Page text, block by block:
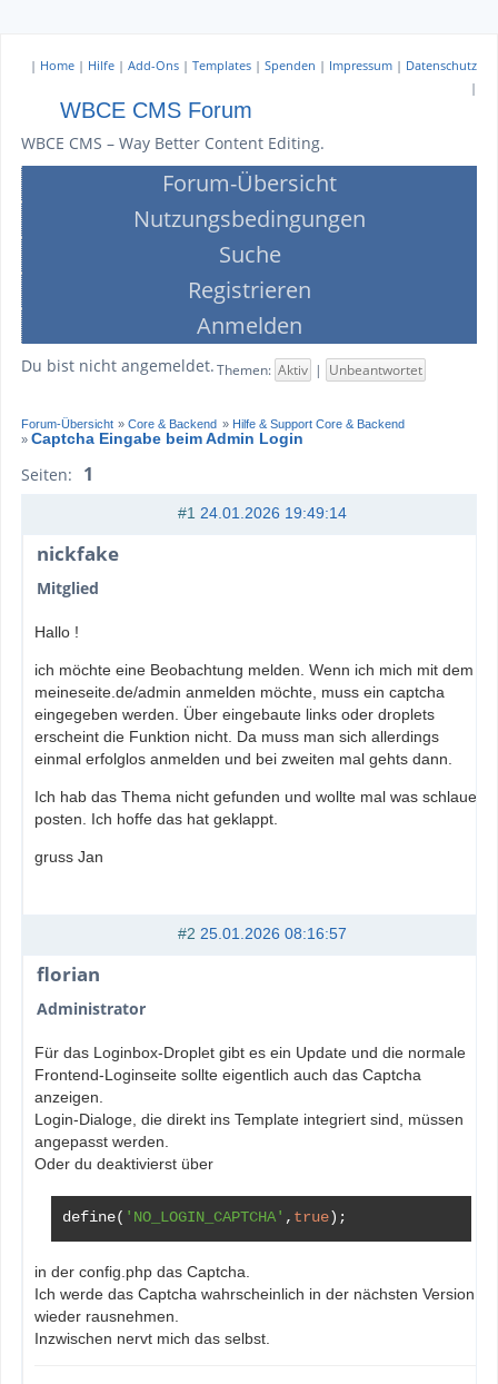
| Home | Hilfe | Add-Ons | Templates | Spenden | Impressum | Datenschutz
|
WBCE CMS Forum
WBCE CMS – Way Better Content Editing.
Forum-Übersicht
Nutzungsbedingungen
Suche
Registrieren
Anmelden
Du bist nicht angemeldet. Themen: Aktiv | Unbeantwortet
Forum-Übersicht »Core & Backend » Hilfe & Support Core & Backend
» Captcha Eingabe beim Admin Login
Seiten: 1
#1 24.01.2026 19:49:14
nickfake
Mitglied
Hallo !
ich möchte eine Beobachtung melden. Wenn ich mich mit dem
meineseite.de/admin anmelden möchte, muss ein captcha
eingegeben werden. Über eingebaute links oder droplets
erscheint die Funktion nicht. Da muss man sich allerdings
einmal erfolglos anmelden und bei zweiten mal gehts dann.
Ich hab das Thema nicht gefunden und wollte mal was schlaues
posten. Ich hoffe das hat geklappt.
gruss Jan
#2 25.01.2026 08:16:57
florian
Administrator
Für das Loginbox-Droplet gibt es ein Update und die normale
Frontend-Loginseite sollte eigentlich auch das Captcha
anzeigen.
Login-Dialoge, die direkt ins Template integriert sind, müssen
angepasst werden.
Oder du deaktivierst über
define( 'NO_LOGIN_CAPTCHA' , true);
in der config.php das Captcha.
Ich werde das Captcha wahrscheinlich in der nächsten Version
wieder rausnehmen.
Inzwischen nervt mich das selbst.